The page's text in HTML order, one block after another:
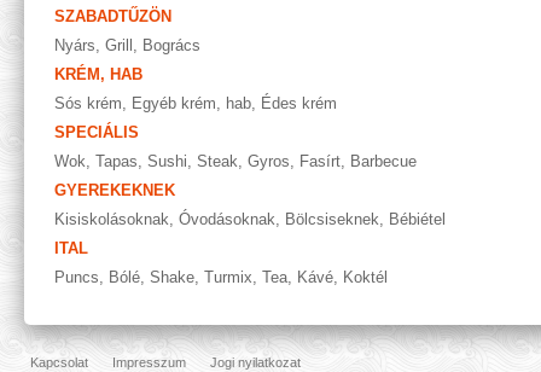
SZABADTŰZÖN
Nyárs, Grill , Bogrács
KRÉM, HAB
Sós krém, Egyéb krém, hab, Édes krém
SPECIÁLIS
Wok, Tapas, Sushi, Steak, Gyros, Fasírt, Barbecue
GYEREKEKNEK
Kisiskolásoknak, Óvodásoknak, Bölcsiseknek, Bébiétel
ITAL
Puncs, Bólé, Shake, Turmix, Tea, Kávé, Koktél
Kapcsolat Impresszum Jogi nyilatkozat